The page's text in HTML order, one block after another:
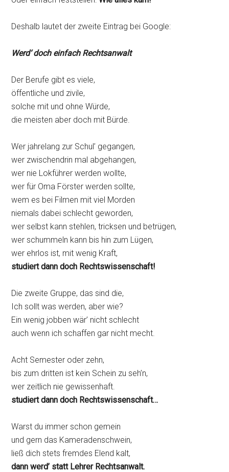
Deshalb lautet der zweite Eintrag bei Google:
Werd‘ doch einfach Rechtsanwalt
Der Berufe gibt es viele,
öffentliche und zivile,
solche mit und ohne Würde,
die meisten aber doch mit Bürde.
Wer jahrelang zur Schul’ gegangen,
wer zwischendrin mal abgehangen,
wer nie Lokführer werden wollte,
wer für Oma Förster werden sollte,
wem es bei Filmen mit viel Morden
niemals dabei schlecht geworden,
wer selbst kann stehlen, tricksen und betrügen,
wer schummeln kann bis hin zum Lügen,
wer ehrlos ist, mit wenig Kraft,
studiert dann doch Rechtswissenschaft!
Die zweite Gruppe, das sind die,
Ich sollt was werden, aber wie?
Ein wenig jobben wär’ nicht schlecht
auch wenn ich schaffen gar nicht mecht.
Acht Semester oder zehn,
bis zum dritten ist kein Schein zu seh’n,
wer zeitlich nie gewissenhaft.
studiert dann doch Rechtswissenschaft…
Warst du immer schon gemein
und gern das Kameradenschwein,
ließ dich stets fremdes Elend kalt,
dann werd’ statt Lehrer Rechtsanwalt.